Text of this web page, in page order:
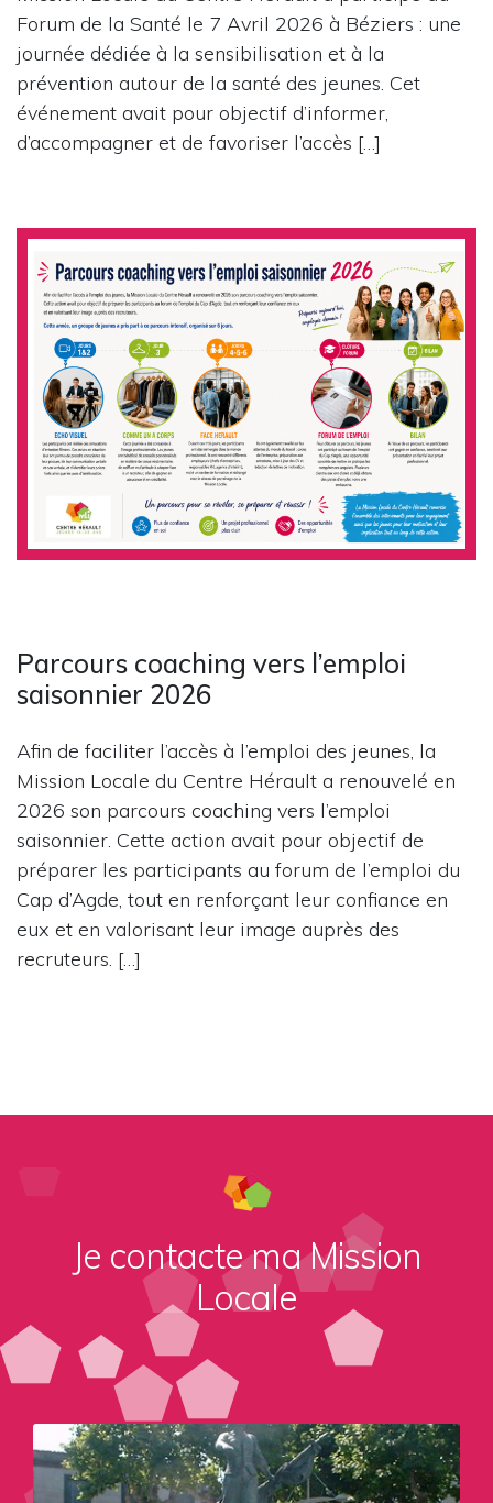
Forum de la Santé le 7 Avril 2026 à Béziers : une
journée dédiée à la sensibilisation et à la
prévention autour de la santé des jeunes. Cet
événement avait pour objectif d’informer,
d’accompagner et de favoriser l’accès […]
Parcours coaching vers l’emploi
saisonnier 2026
Afin de faciliter l’accès à l’emploi des jeunes, la
Mission Locale du Centre Hérault a renouvelé en
2026 son parcours coaching vers l’emploi
saisonnier. Cette action avait pour objectif de
préparer les participants au forum de l’emploi du
Cap d’Agde, tout en renforçant leur confiance en
eux et en valorisant leur image auprès des
recruteurs. […]
Je contacte ma Mission
Locale